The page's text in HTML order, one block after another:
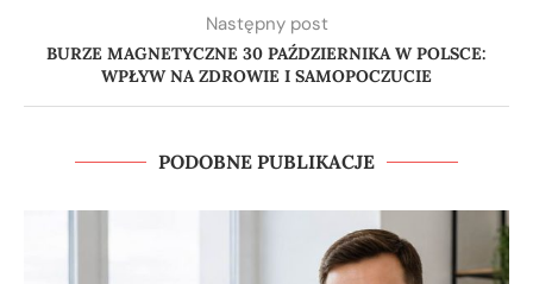
Następny post
BURZE MAGNETYCZNE 30 PAŹDZIERNIKA W POLSCE:
WPŁYW NA ZDROWIE I SAMOPOCZUCIE
PODOBNE PUBLIKACJE